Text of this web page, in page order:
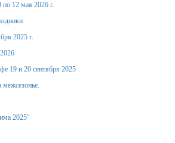
12 мая 2026 г.
2025 г.
19 и 20 сентября 2025
2025"